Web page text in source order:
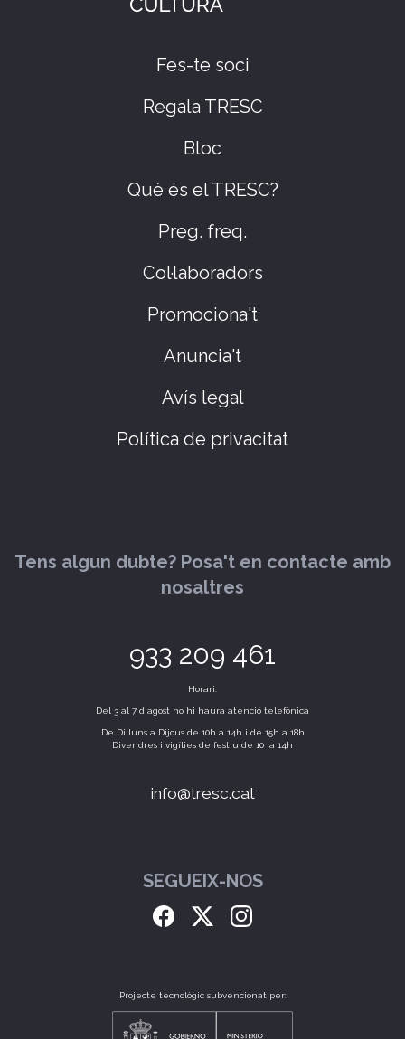
Fes-te soci
Regala TRESC
Bloc
Què és el TRESC?
Preg. freq.
Col·laboradors
Promociona't
Anuncia't
Avís legal
Política de privacitat
Tens algun dubte? Posa't en contacte amb
nosaltres
933 209 461
Horari:
Del 3 al 7 d'agost no hi haura atenció telefònica
De Dilluns a Dijous de 10h a 14h i de 15h a 18h
Divendres i vigílies de festiu de 10 a 14h
info@tresc.cat
SEGUEIX-NOS
Projecte tecnològic subvencionat per: